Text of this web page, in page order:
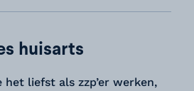
huisarts
het liefst als zzp’er werken,